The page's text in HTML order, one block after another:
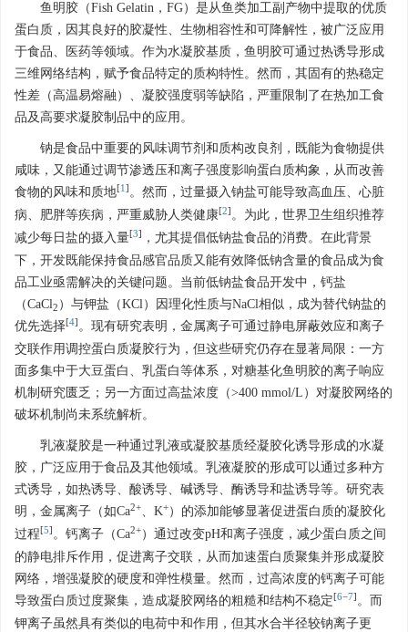
鱼明胶（Fish Gelatin，FG）是从鱼类加工副产物中提取的优质
蛋白质，因其良好的胶凝性、生物相容性和可降解性，被广泛应用
于食品、医药等领域。作为水凝胶基质，鱼明胶可通过热诱导形成
三维网络结构，赋予食品特定的质构特性。然而，其固有的热稳定
性差（高温易熔融）、凝胶强度弱等缺陷，严重限制了在热加工食
品及高要求凝胶制品中的应用。
钠是食品中重要的风味调节剂和质构改良剂，既能为食物提供
咸味，又能通过调节渗透压和离子强度影响蛋白质构象，从而改善
食物的风味和质地[1 ] 。然而，过量摄入钠盐可能导致高血压、心脏
病、肥胖等疾病，严重威胁人类健康[2] 。为此，世界卫生组织推荐
减少每日盐的摄入量[3]
，尤其提倡低钠盐食品的消费。在此背景
下，开发既能保持食品感官品质又能有效降低钠含量的食品成为食
品工业亟需解决的关键问题。当前低钠盐食品开发中，钙盐
（CaCl2 ）与钾盐（KCl）因理化性质与NaCl相似，成为替代钠盐的
优先选择[4] 。现有研究表明，金属离子可通过静电屏蔽效应和离子
交联作用调控蛋白质凝胶行为，但这些研究仍存在显著局限：一方
面多集中于大豆蛋白、乳蛋白等体系，对糖基化鱼明胶的离子响应
机制研究匮乏；另一方面过高盐浓度（>400 mmol/L）对凝胶网络的
破坏机制尚未系统解析。
乳液凝胶是一种通过乳液或凝胶基质经凝胶化诱导形成的水凝
胶，广泛应用于食品及其他领域。乳液凝胶的形成可以通过多种方
式诱导，如热诱导、酸诱导、碱诱导、酶诱导和盐诱导等。研究表
明，金属离子（如Ca2+、K+）的添加能够显著促进蛋白质的凝胶化
过程[5] 。钙离子（Ca2+）通过改变pH和离子强度，减少蛋白质之间
的静电排斥作用，促进离子交联，从而加速蛋白质聚集并形成凝胶
网络，增强凝胶的硬度和弹性模量。然而，过高浓度的钙离子可能
导致蛋白质过度聚集，造成凝胶网络的粗糙和结构不稳定[6−7] 。而
钾离子虽然具有类似的电荷中和作用，但其水合半径较钠离子更